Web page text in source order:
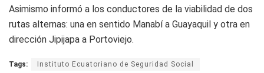
Asimismo informó a los conductores de la viabilidad de dos
rutas alternas: una en sentido Manabí a Guayaquil y otra en
dirección Jipijapa a Portoviejo.
Tags: Instituto Ecuatoriano de Seguridad Social